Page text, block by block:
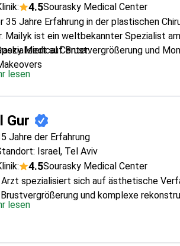
4.5Sourasky Medical Center
35 Jahre Erfahrung in der plastischen
Mailyk ist ein weltbekannter Spezialist am
Medical Center.
auf Brustvergrößerung und
für Liposuktion und BBL-Chirurgie
an einem der führenden
lesen
Gur
Jahre der Erfahrung
Israel, Tel Aviv
4.5Sourasky Medical Center
Arzt spezialisiert sich auf ästhetische
und komplexe
und verfügt über umfangreiche
lesen